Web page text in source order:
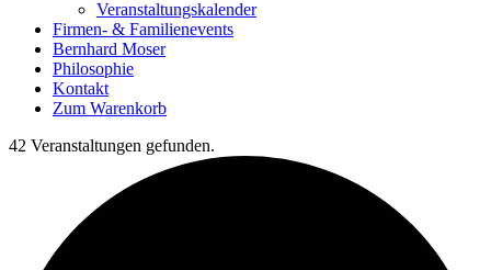
Veranstaltungskalender
Firmen- & Familienevents
Bernhard Moser
Philosophie
Kontakt
Zum Warenkorb
42 Veranstaltungen gefunden.